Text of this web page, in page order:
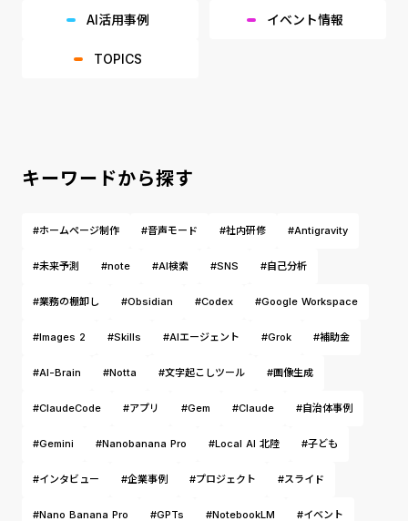
AI活用事例 イベント情報
TOPICS
キーワードから探す
#ホームページ制作 #音声モード #社内研修 #Antigravity
#未来予測 #note #AI検索 #SNS #自己分析
#業務の棚卸し #Obsidian #Codex #Google Workspace
#Images 2 #Skills #AIエージェント #Grok #補助金
#AI-Brain #Notta #文字起こしツール #画像生成
#ClaudeCode #アプリ #Gem #Claude #自治体事例
#Gemini #Nanobanana Pro #Local AI 北陸 #子ども
#インタビュー #企業事例 #プロジェクト #スライド
#Nano Banana Pro #GPTs #NotebookLM #イベント